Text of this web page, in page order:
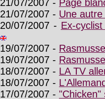
21/07/2007 - Page
21/07/2007 - Une
20/07/2007 - Ex-
19/07/2007 -
19/07/2007 -
18/07/2007 - LA TV
18/07/2007 -
17/07/2007 - "Chicken"